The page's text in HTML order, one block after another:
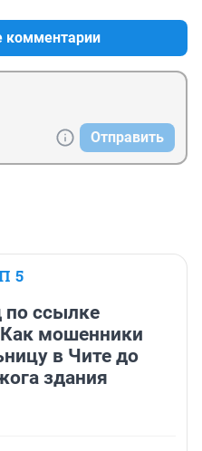
комментарии
Отправить
5
по ссылке
мошенники
в Чите до
здания